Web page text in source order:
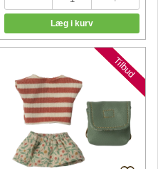
Nyheder
Tilbud